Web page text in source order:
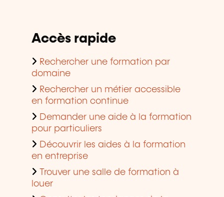
Accès rapide
Rechercher une formation par
domaine
Rechercher un métier accessible
en formation continue
Demander une aide à la formation
pour particuliers
Découvrir les aides à la formation
en entreprise
Trouver une salle de formation à
louer